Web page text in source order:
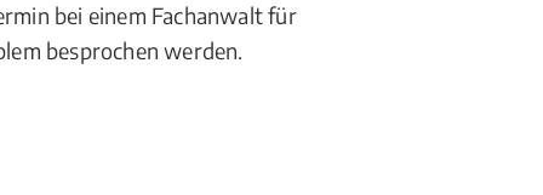
bei einem Fachanwalt für
besprochen werden.